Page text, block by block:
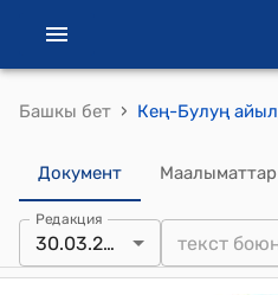
Башкы бет ›
Документ Маалыматтар
Редакция
30.03.2011